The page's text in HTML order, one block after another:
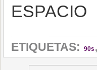
ESPACIO
ETIQUETAS: 90s ,